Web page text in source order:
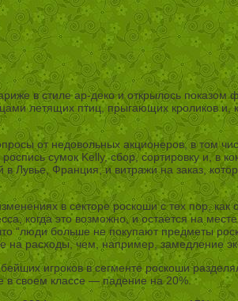
в стиле ар-деко и открылось показом
летящих птиц, прыгающих кроликов и,
от недовольных акционеров, в том
сумок Kelly, сбор, сортировку и, в
в Лувье, Франция, и витражи на заказ,
в секторе роскоши с тех пор, как
когда это возможно, и остается на
“люди больше не покупают предметы
на расходы, чем, например, замедление
игроков в сегменте роскоши
в своем классе — падение на 20%.